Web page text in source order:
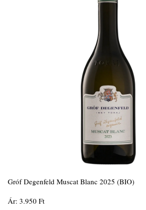
Gróf Degenfeld Muscat Blanc 2025 (BIO)
Ár: 3.950 Ft